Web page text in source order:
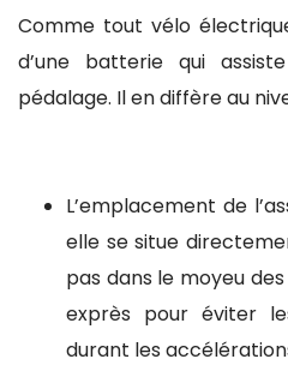
Comme tout vélo
d’une batterie qui
pédalage. Il en diffère au
L’emplacement de
elle se situe
pas dans le moyeu
exprès pour éviter
durant les